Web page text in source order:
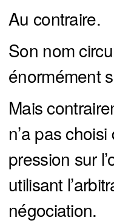
Au contraire.
Son nom
énormément
Mais
n’a pas
pression sur
utilisant
négociation.